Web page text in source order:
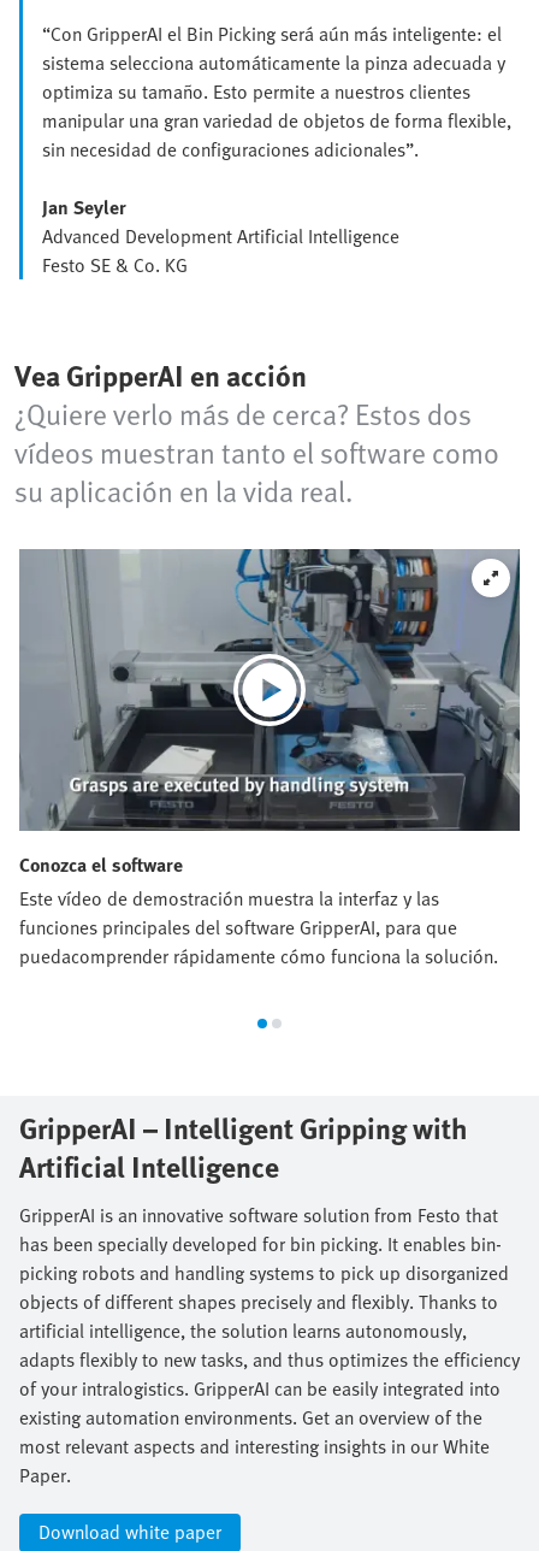
“Con GripperAI el Bin Picking será aún más inteligente: el
sistema selecciona automáticamente la pinza adecuada y
optimiza su tamaño. Esto permite a nuestros clientes
manipular una gran variedad de objetos de forma flexible,
sin necesidad de configuraciones adicionales”.
Jan Seyler
Advanced Development Artificial Intelligence
Festo SE & Co. KG
Vea GripperAI en acción
¿Quiere verlo más de cerca? Estos dos
vídeos muestran tanto el software como
su aplicación en la vida real.
Conozca el software
Este vídeo de demostración muestra la interfaz y las
funciones principales del software GripperAI, para que
puedacomprender rápidamente cómo funciona la solución.
GripperAI – Intelligent Gripping with
Artificial Intelligence​
GripperAI is an innovative software solution from Festo that
has been specially developed for bin picking. It enables bin-
picking robots and handling systems to pick up disorganized
objects of different shapes precisely and flexibly. Thanks to
artificial intelligence, the solution learns autonomously,
adapts flexibly to new tasks, and thus optimizes the efficiency
of your intralogistics. GripperAI can be easily integrated into
existing automation environments. Get an overview of the
most relevant aspects and interesting insights in our White
Paper.​
Download white paper